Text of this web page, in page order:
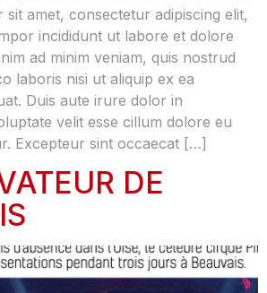
amet, consectetur adipiscing elit,
incididunt ut labore et dolore
ad minim veniam, quis nostrud
laboris nisi ut aliquip ex ea
Duis aute irure dolor in
velit esse cillum dolore eu
Excepteur sint occaecat […]
DE